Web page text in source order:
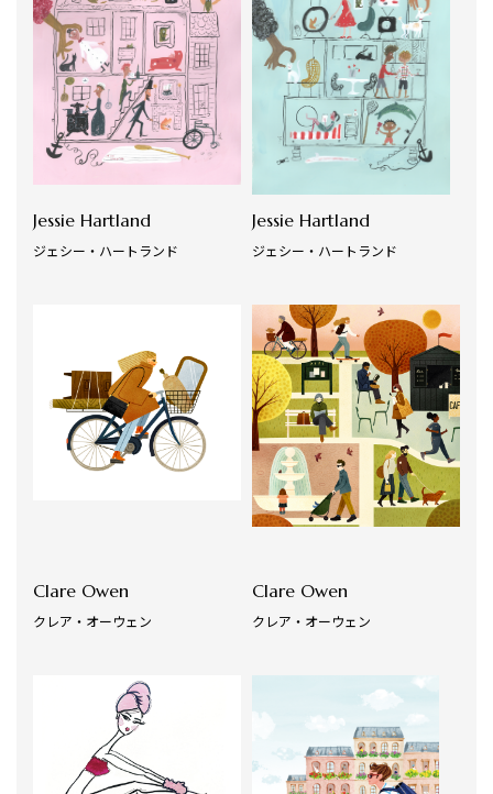
Jessie Hartland
ジェシー・ハートランド
Jessie Hartland
ジェシー・ハートランド
Clare Owen
クレア・オーウェン
Clare Owen
クレア・オーウェン